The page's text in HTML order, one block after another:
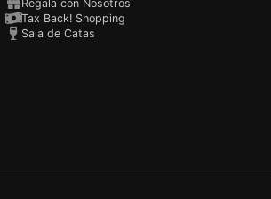
Regala con Nosotros
Tax Back! Shopping
Sala de Catas
all